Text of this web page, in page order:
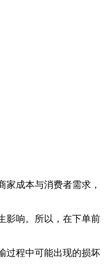
成本与消费者需求，
影响。所以，在下单前
过程中可能出现的损坏